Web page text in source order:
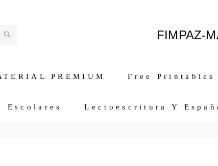
BÚSQUEDA
FIMPAZ-
PREMIUM Free Printables
Escolares Lectoescritura Y